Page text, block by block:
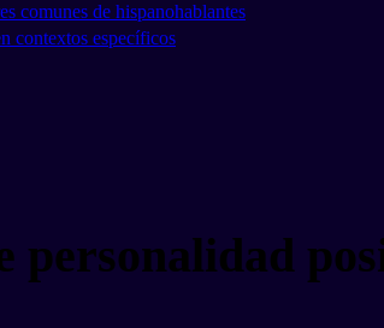
comunes de hispanohablantes
contextos específicos
personalidad